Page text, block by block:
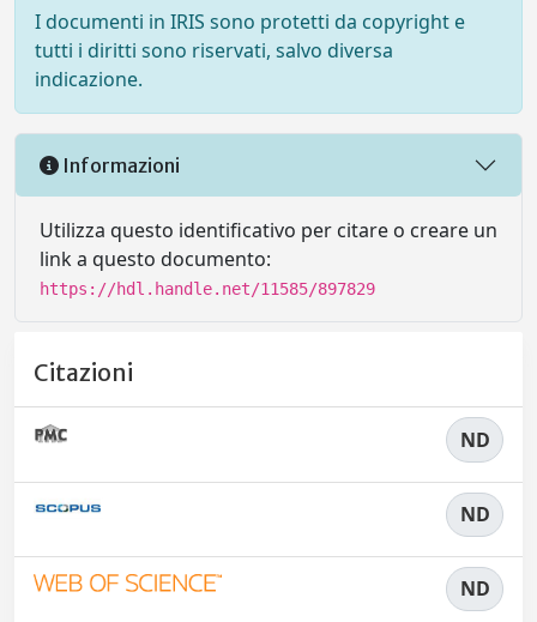
I documenti in IRIS sono protetti da copyright e
tutti i diritti sono riservati, salvo diversa
indicazione.
Informazioni
Utilizza questo identificativo per citare o creare un
link a questo documento:
https://hdl.handle.net/11585/897829
Citazioni
ND
ND
ND